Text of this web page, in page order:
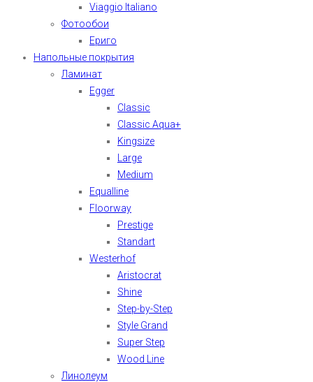
Viaggio Italiano
Фотообои
Ериго
Напольные покрытия
Ламинат
Egger
Classic
Classic Aqua+
Kingsize
Large
Medium
Equalline
Floorway
Prestige
Standart
Westerhof
Aristocrat
Shine
Step-by-Step
Style Grand
Super Step
Wood Line
Линолеум